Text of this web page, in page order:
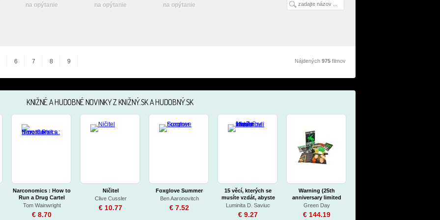
na opýtanie na opýtanie na opýtanie
6 7 8 9 Nájdených 975 filmov
KNIŽNÉ A HUDOBNÉ NOVINKY Z KNIŽNÝ.SK A HUDOBNÝ.SK
Narconomics : How to
Run a Drug Cartel
Tom Wainwright
€ 8.70
Ničitel
Clive Cussler
€ 10.77
Foxglove Summer
Ben Aaronovitch
€ 7.52
15 věcí, kterých se
musíte vzdát, abyste
byli šťastní
Luminita D. Saviuc
€ 9.27
Warning (25th
anniversary limited
colour vinyl)
Green Day
€ 144.19